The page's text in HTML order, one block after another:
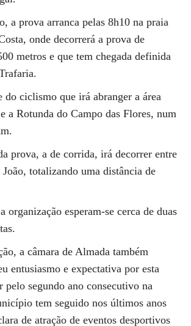
a prova arranca pelas 8h10 na praia
onde decorrerá a prova de
metros e que tem chegada definida
do ciclismo que irá abranger a área
a Rotunda do Campo das Flores, num
prova, a de corrida, irá decorrer entre
totalizando uma distância de
organização esperam-se cerca de duas
a câmara de Almada também
entusiasmo e expectativa por esta
pelo segundo ano consecutivo na
tem seguido nos últimos anos
de atração de eventos desportivos